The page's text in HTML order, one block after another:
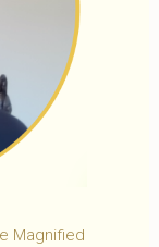
Magnified